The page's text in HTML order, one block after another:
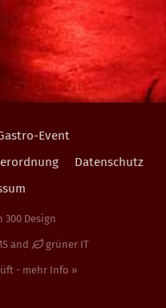
Event
Datenschutz
300 Design
and grüner IT
- mehr Info »